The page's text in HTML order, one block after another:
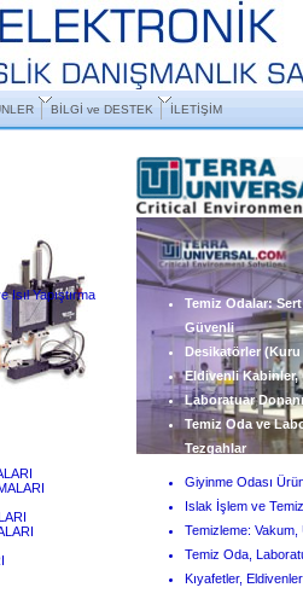
BİLGİ ve DESTEK İLETİŞİM
Isıl Yapıştırma
Temiz Odalar:
Güvenli
Desikatörler
Eldivenli Kabinler,
Laboratuar
Temiz Oda ve
Tezgahlar
Giyinme Odası
Islak İşlem ve
Temizleme:
Temiz Oda,
Kıyafetler,